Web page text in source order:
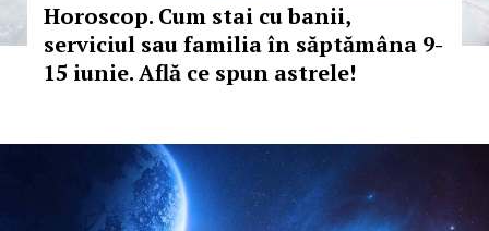
Horoscop. Cum stai cu banii,
serviciul sau familia în săptămâna 9-
15 iunie. Află ce spun astrele!